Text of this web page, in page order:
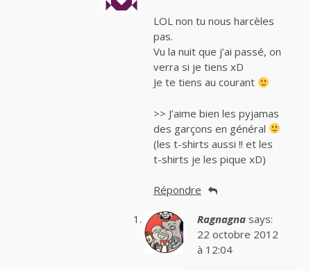
LOL non tu nous harcèles
pas.
Vu la nuit que j’ai passé, on
verra si je tiens xD
Je te tiens au courant
>> J’aime bien les pyjamas
des garçons en général
(les t-shirts aussi !! et les
t-shirts je les pique xD)
Répondre
Ragnagna says:
22 octobre 2012
à 12:04